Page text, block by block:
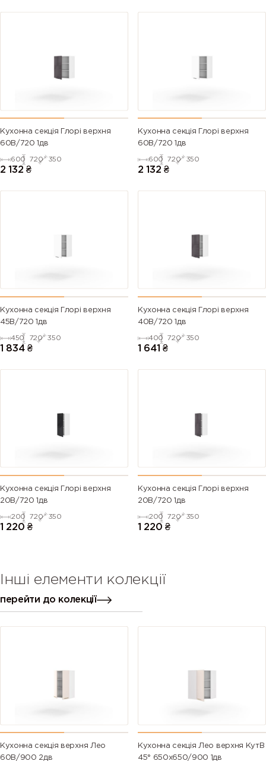
Кухонна секція Глорі верхня
60В/720 1дв
600 720 350
2 132 ₴
Кухонна секція Глорі верхня
60В/720 1дв
600 720 350
2 132 ₴
Кухонна секція Глорі верхня
45В/720 1дв
450 720 350
1 834 ₴
Кухонна секція Глорі верхня
40В/720 1дв
400 720 350
1 641 ₴
Кухонна секція Глорі верхня
20В/720 1дв
200 720 350
1 220 ₴
Кухонна секція Глорі верхня
20В/720 1дв
200 720 350
1 220 ₴
Інші елементи колекції
перейти до колекції
Кухонна секція верхня Лео
60В/900 2дв
Кухонна секція Лео верхня КутВ
45° 650х650/900 1дв